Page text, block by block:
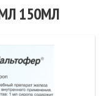
150МЛ